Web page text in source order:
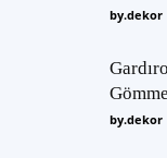
by.dekor
by.dekor